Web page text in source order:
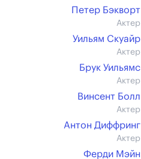
Петер Бэкворт
Актер
Уильям Скуайр
Актер
Брук Уильямс
Актер
Винсент Болл
Актер
Антон Диффринг
Актер
Ферди Мэйн